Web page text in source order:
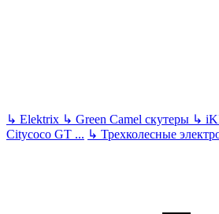
↳ Elektrix ↳ Green Camel скутеры ↳
Citycoco GT ... ↳ Трехколесные